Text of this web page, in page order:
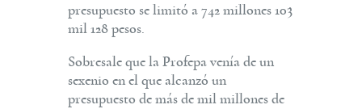
presupuesto se limitó a 742 millones 103
mil 128 pesos.
Sobresale que la Profepa venía de un
sexenio en el que alcanzó un
presupuesto de más de mil millones de